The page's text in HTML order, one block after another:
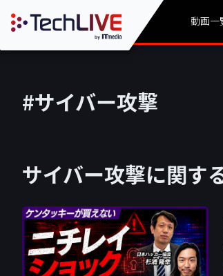
動画一
#サイバー攻撃
サイバー攻撃に関す